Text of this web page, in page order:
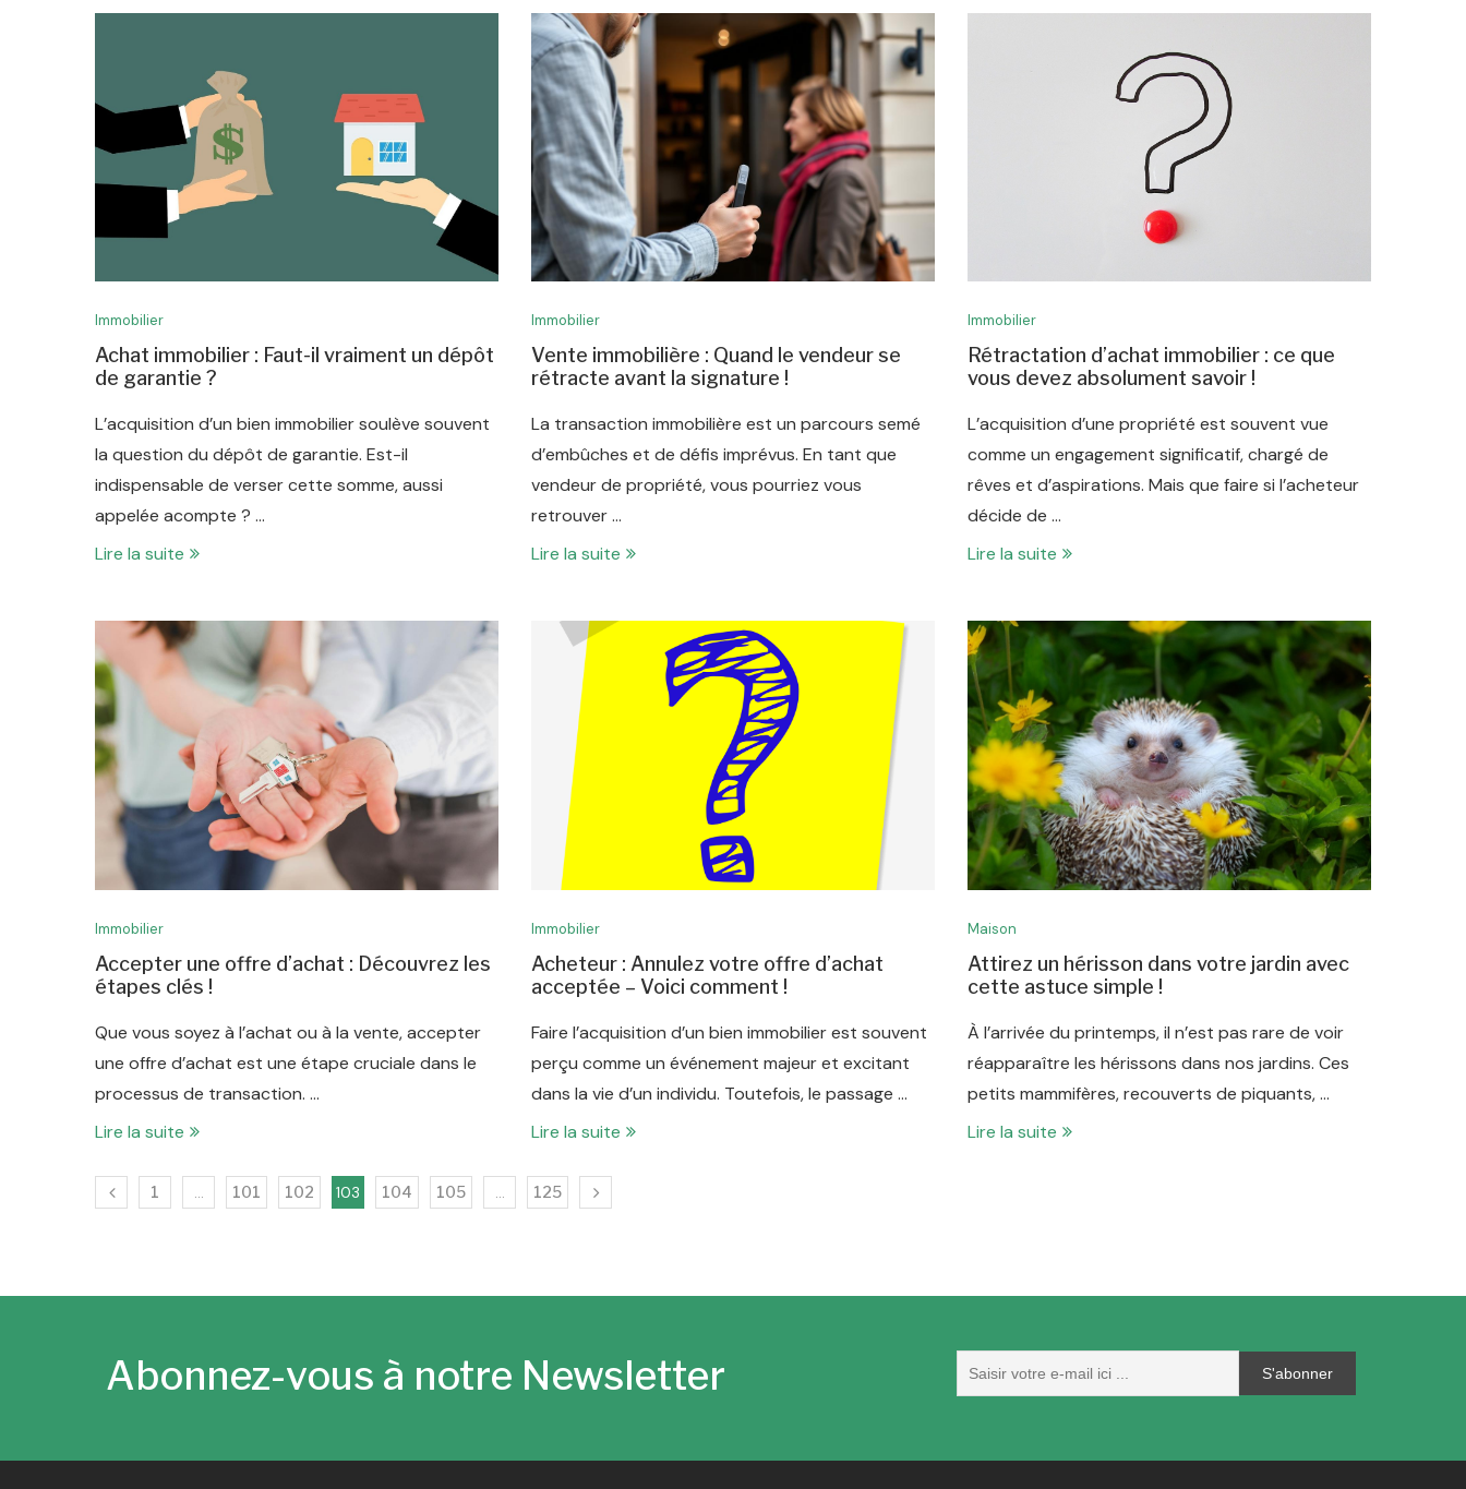
Immobilier
Achat immobilier : Faut-il vraiment un dépôt
de garantie ?
L’acquisition d’un bien immobilier soulève souvent
la question du dépôt de garantie. Est-il
indispensable de verser cette somme, aussi
appelée acompte ? …
Lire la suite
Immobilier
Vente immobilière : Quand le vendeur se
rétracte avant la signature !
La transaction immobilière est un parcours semé
d’embûches et de défis imprévus. En tant que
vendeur de propriété, vous pourriez vous
retrouver …
Lire la suite
Immobilier
Rétractation d’achat immobilier : ce que
vous devez absolument savoir !
L’acquisition d’une propriété est souvent vue
comme un engagement significatif, chargé de
rêves et d’aspirations. Mais que faire si l’acheteur
décide de …
Lire la suite
Immobilier
Accepter une offre d’achat : Découvrez les
étapes clés !
Que vous soyez à l’achat ou à la vente, accepter
une offre d’achat est une étape cruciale dans le
processus de transaction. …
Lire la suite
Immobilier
Acheteur : Annulez votre offre d’achat
acceptée – Voici comment !
Faire l’acquisition d’un bien immobilier est souvent
perçu comme un événement majeur et excitant
dans la vie d’un individu. Toutefois, le passage …
Lire la suite
Maison
Attirez un hérisson dans votre jardin avec
cette astuce simple !
À l’arrivée du printemps, il n’est pas rare de voir
réapparaître les hérissons dans nos jardins. Ces
petits mammifères, recouverts de piquants, …
Lire la suite
1 … 101 102 103 104 105 … 125
Abonnez-vous à notre Newsletter